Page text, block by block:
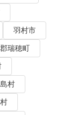
羽村市
瑞穂町
村